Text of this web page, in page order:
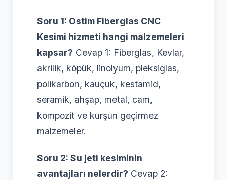
Soru 1: Ostim Fiberglas CNC
Kesimi hizmeti hangi malzemeleri
kapsar? Cevap 1: Fiberglas, Kevlar,
akrilik, köpük, linolyum, pleksiglas,
polikarbon, kauçuk, kestamid,
seramik, ahşap, metal, cam,
kompozit ve kurşun geçirmez
malzemeler.
Soru 2: Su jeti kesiminin
avantajları nelerdir? Cevap 2: